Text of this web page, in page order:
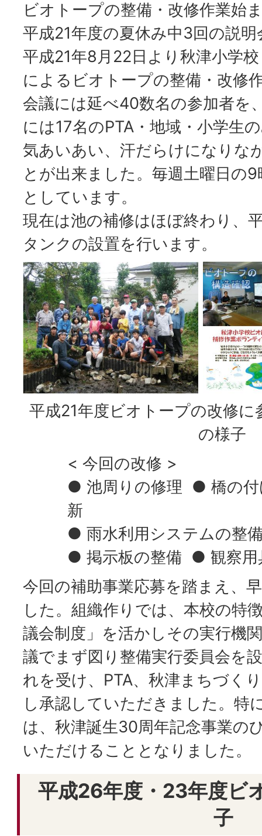
ビオトープの整備・改修作業始
平成21年度の夏休み中3回の説
平成21年8月22日より秋津小学
によるビオトープの整備・改修
会議には延べ40数名の参加者を
には17名のPTA・地域・小学生
気あいあい、汗だらけになりな
とが出来ました。毎週土曜日の
としています。
現在は池の補修はほぼ終わり、
タンクの設置を行います。
平成21年度ビオトープの改修
の様子
< 今回の改修 >
● 池周りの修理 ● 橋の
新
● 雨水利用システムの整
● 掲示板の整備 ● 観察用
今回の補助事業応募を踏まえ、
した。組織作りでは、本校の特
議会制度」を活かしその実行機
議でまず図り整備実行委員会を
れを受け、PTA、秋津まちづく
し承認していただきました。特
は、秋津誕生30周年記念事業の
いただけることとなりました。
平成26年度・23年度ビ
子